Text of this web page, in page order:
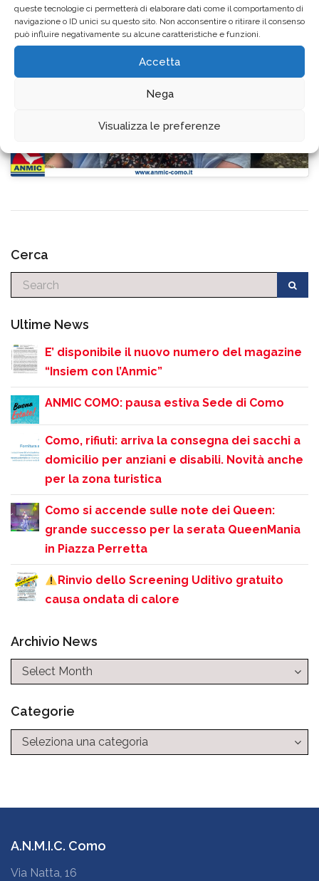
queste tecnologie ci permetterà di elaborare dati come il comportamento di
navigazione o ID unici su questo sito. Non acconsentire o ritirare il consenso
può influire negativamente su alcune caratteristiche e funzioni.
Accetta
Nega
Visualizza le preferenze
abilitare questo contenuto
Cerca
Cerca
Ultime News
E’ disponibile il nuovo numero del magazine
“Insiem con l’Anmic”
ANMIC COMO: pausa estiva Sede di Como
Como, rifiuti: arriva la consegna dei sacchi a
domicilio per anziani e disabili. Novità anche
per la zona turistica
Como si accende sulle note dei Queen:
grande successo per la serata QueenMania
in Piazza Perretta
Rinvio dello Screening Uditivo gratuito
causa ondata di calore
Archivio News
Categorie
Categorie
A.N.M.I.C. Como
Via Natta, 16